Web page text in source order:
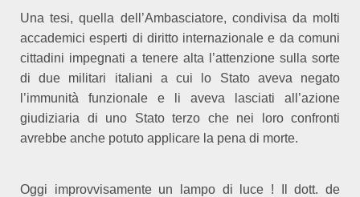
Una tesi, quella dell’Ambasciatore, condivisa da molti
accademici esperti di diritto internazionale e da comuni
cittadini impegnati a tenere alta l’attenzione sulla sorte
di due militari italiani a cui lo Stato aveva negato
l’immunità funzionale e li aveva lasciati all’azione
giudiziaria di uno Stato terzo che nei loro confronti
avrebbe anche potuto applicare la pena di morte.
Oggi improvvisamente un lampo di luce ! Il dott. de